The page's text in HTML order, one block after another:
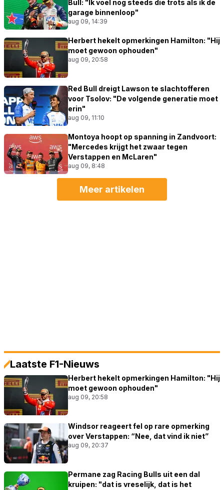
Bull: "Ik voel nog steeds die trots als ik de
garage binnenloop"
aug 09, 14:39
Herbert hekelt opmerkingen Hamilton: "Hij
moet gewoon ophouden"
aug 09, 20:58
Red Bull dreigt Lawson te slachtofferen
voor Tsolov: "De volgende generatie moet
erin"
aug 09, 11:10
Montoya hoopt op spanning in Zandvoort:
"Mercedes krijgt het zwaar tegen
Verstappen en McLaren"
aug 09, 8:48
Meer artikelen
Laatste F1-Nieuws
Herbert hekelt opmerkingen Hamilton: "Hij
moet gewoon ophouden"
aug 09, 20:58
Windsor reageert fel op rare opmerking
over Verstappen: “Nee, dat vind ik niet”
aug 09, 20:37
Permane zag Racing Bulls uit een dal
kruipen: "dat is vreselijk, dat is het